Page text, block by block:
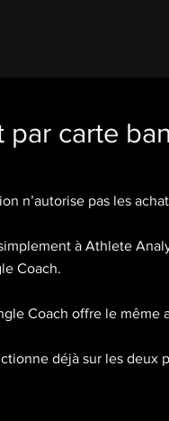
par carte
n’autorise pas les
à Athlete
Coach.
Coach offre le même
déjà sur les deux